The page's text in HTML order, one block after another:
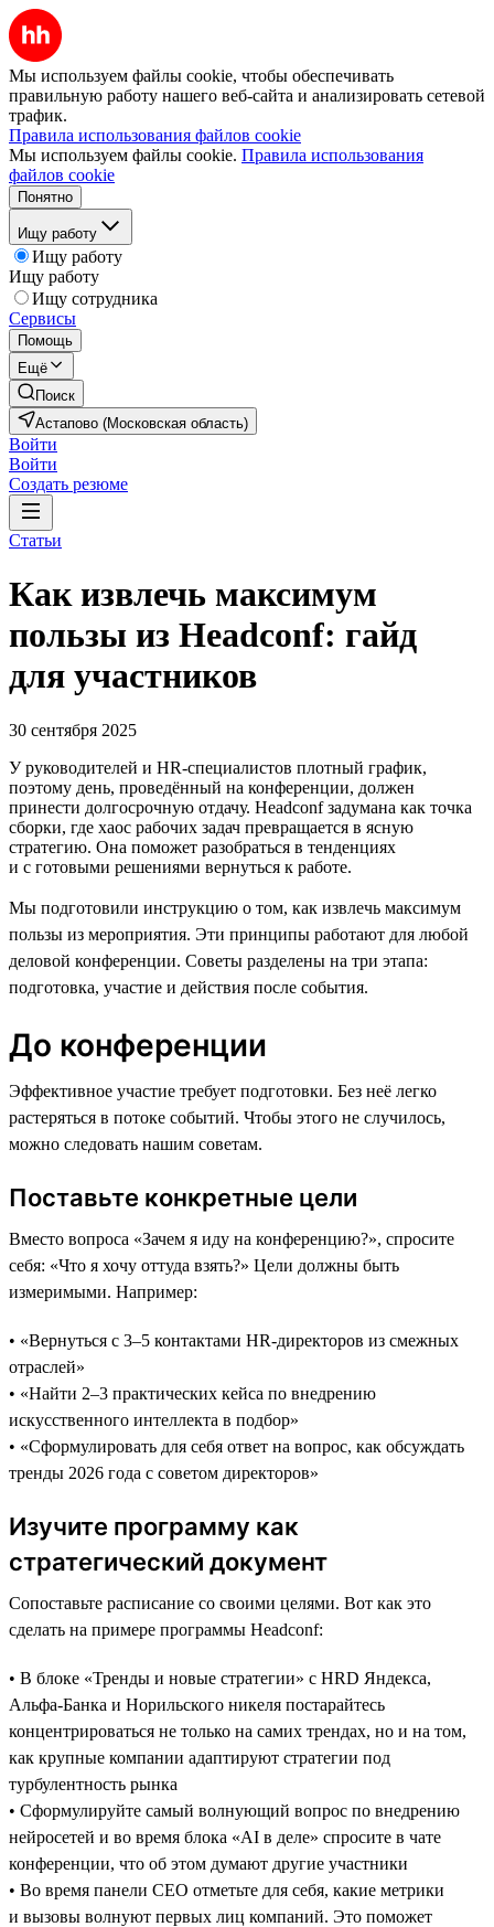
Мы используем файлы cookie, чтобы обеспечивать
правильную работу нашего веб-сайта и анализировать сетевой
трафик.
Правила использования файлов cookie
Мы используем файлы cookie. Правила использования
файлов cookie
Понятно
Ищу работу
Ищу работу
Ищу работу
Ищу сотрудника
Сервисы
Помощь
Ещё
Поиск
Астапово (Московская область)
Войти
Войти
Создать резюме
Статьи
Как извлечь максимум
пользы из Headсonf: гайд
для участников
30 сентября 2025
У руководителей и HR-специалистов плотный график,
поэтому день, проведённый на конференции, должен
принести долгосрочную отдачу. Headсonf задумана как точка
сборки, где хаос рабочих задач превращается в ясную
стратегию. Она поможет разобраться в тенденциях
и с готовыми решениями вернуться к работе.
Мы подготовили инструкцию о том, как извлечь максимум
пользы из мероприятия. Эти принципы работают для любой
деловой конференции. Советы разделены на три этапа:
подготовка, участие и действия после события.
До конференции
Эффективное участие требует подготовки. Без неё легко
растеряться в потоке событий. Чтобы этого не случилось,
можно следовать нашим советам.
Поставьте конкретные цели
Вместо вопроса «Зачем я иду на конференцию?», спросите
себя: «Что я хочу оттуда взять?» Цели должны быть
измеримыми. Например:
• «Вернуться с 3–5 контактами HR-директоров из смежных
отраслей»
• «Найти 2–3 практических кейса по внедрению
искусственного интеллекта в подбор»
• «Сформулировать для себя ответ на вопрос, как обсуждать
тренды 2026 года с советом директоров»
Изучите программу как
стратегический документ
Сопоставьте расписание со своими целями. Вот как это
сделать на примере программы Headсonf:
• В блоке «Тренды и новые стратегии» с HRD Яндекса,
Альфа-Банка и Норильского никеля постарайтесь
концентрироваться не только на самих трендах, но и на том,
как крупные компании адаптируют стратегии под
турбулентность рынка
• Сформулируйте самый волнующий вопрос по внедрению
нейросетей и во время блока «AI в деле» спросите в чате
конференции, что об этом думают другие участники
• Во время панели CEO отметьте для себя, какие метрики
и вызовы волнуют первых лиц компаний. Это поможет